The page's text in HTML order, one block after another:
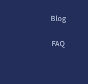
Blog
FAQ